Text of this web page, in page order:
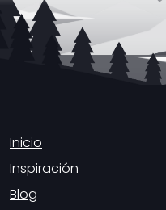
Inicio
Inspiración
Blog